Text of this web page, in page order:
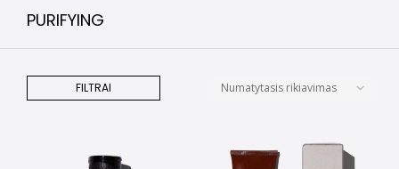
PURIFYING
FILTRAI